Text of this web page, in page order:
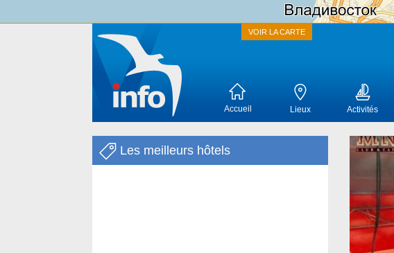
VOIR LA CARTE
Accueil Lieux Activités
Les meilleurs hôtels